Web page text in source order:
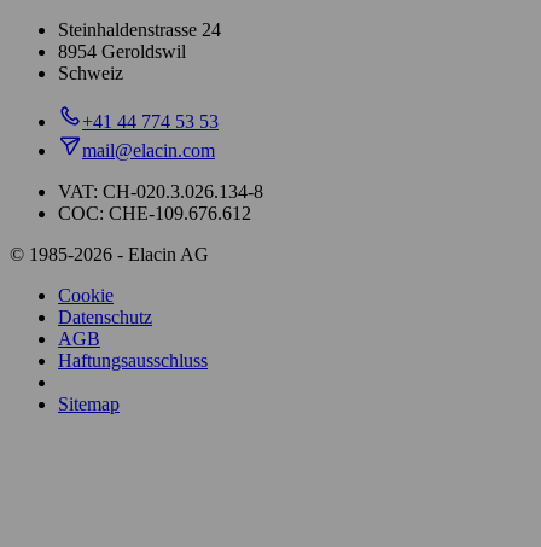
Steinhaldenstrasse 24
8954 Geroldswil
Schweiz
+41 44 774 53 53
mail@elacin.com
VAT: CH-020.3.026.134-8
COC: CHE-109.676.612
© 1985-2026 - Elacin AG
Cookie
Datenschutz
AGB
Haftungsausschluss
Sitemap